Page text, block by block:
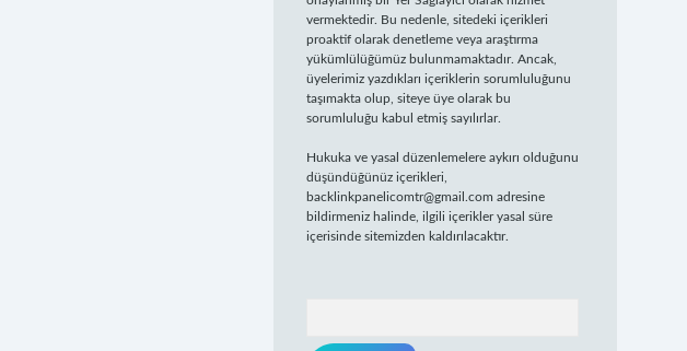
vermektedir. Bu nedenle, sitedeki içerikleri
proaktif olarak denetleme veya araştırma
yükümlülüğümüz bulunmamaktadır. Ancak,
üyelerimiz yazdıkları içeriklerin sorumluluğunu
taşımakta olup, siteye üye olarak bu
sorumluluğu kabul etmiş sayılırlar.
Hukuka ve yasal düzenlemelere aykırı olduğunu
düşündüğünüz içerikleri,
backlinkpanelicomtr@gmail.com adresine
bildirmeniz halinde, ilgili içerikler yasal süre
içerisinde sitemizden kaldırılacaktır.